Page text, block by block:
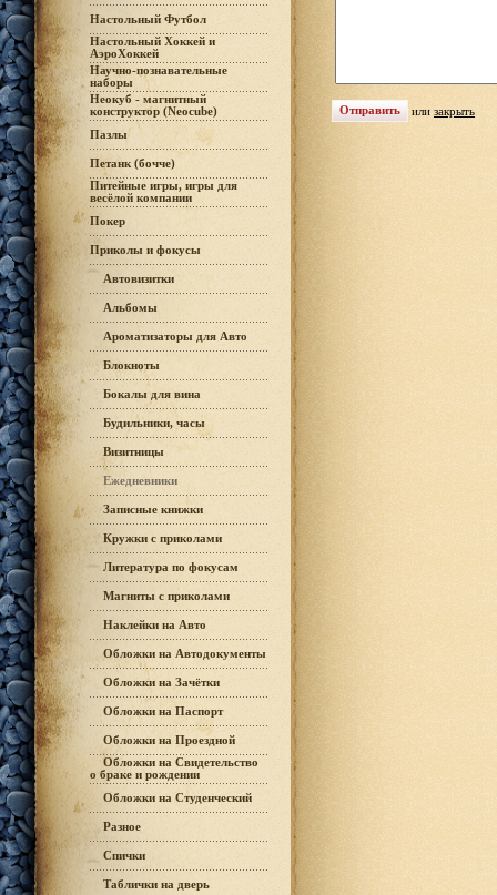
Настольный Футбол
Настольный Хоккей и
АэроХоккей
Научно-познавательные
наборы
Неокуб - магнитный
конструктор (Neocube)
Пазлы
Петанк (бочче)
Питейные игры, игры для
весёлой компании
Покер
Приколы и фокусы
Автовизитки
Альбомы
Ароматизаторы для Авто
Блокноты
Бокалы для вина
Будильники, часы
Визитницы
Ежедневники
Записные книжки
Кружки с приколами
Литература по фокусам
Магниты с приколами
Наклейки на Авто
Обложки на Автодокументы
Обложки на Зачётки
Обложки на Паспорт
Обложки на Проездной
Обложки на Свидетельство
о браке и рождении
Обложки на Студенческий
Разное
Спички
Таблички на дверь
или закрыть